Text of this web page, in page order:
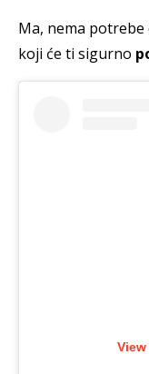
Ma, nema
koji će ti sigurno